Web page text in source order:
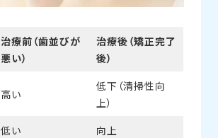
治療前（歯並びが
悪い）
治療後（矯正完了
後）
高い
低下（清掃性向
上）
低い
向上